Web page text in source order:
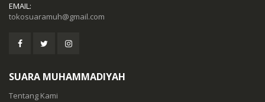
EMAIL:
tokosuaramuh@gmail.com
SUARA MUHAMMADIYAH
Tentang Kami